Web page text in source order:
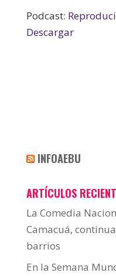
Podcast:
Descargar
INFOAEBU
ARTÍCULOS
La Comedia
Camacuá,
barrios
En la Semana